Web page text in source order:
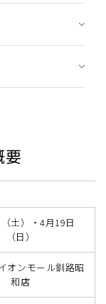
要
土）・4月19日
（日）
オンモール釧路昭
和店